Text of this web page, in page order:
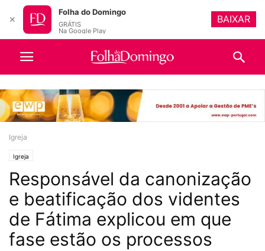
Igreja
Igreja
Responsável da canonização
e beatificação dos videntes
de Fátima explicou em que
fase estão os processos
✕
Folha do Domingo
GRÁTIS
Na Google Play
BAIXAR